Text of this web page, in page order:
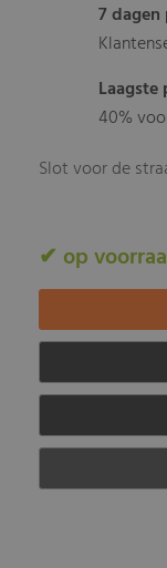
7
40%
Slot voor de
✔ op